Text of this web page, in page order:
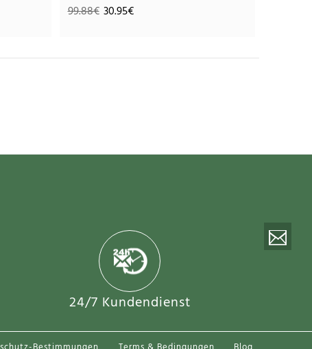
2025-26 Kurzarm
99.88€ 30.95€
24/7 Kundendienst